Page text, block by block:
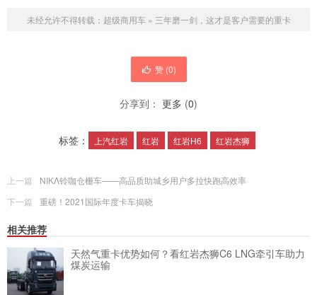
未经允许不得转载： 超级商用车» 三年磨一剑，这才是客户需要的重卡
赞 (0)
分享到： 更多 (0)
标签： 上汽红岩 红岩 红岩H6 红岩杰狮
上一篇
NIKΛ铃咖仓栅车——高品质助城乡用户多拉快跑高效率
下一篇
重磅！2021国际年度卡车揭晓
相关推荐
天然气重卡优势如何？看红岩杰狮C6 LNG牵引车助力
煤炭运输